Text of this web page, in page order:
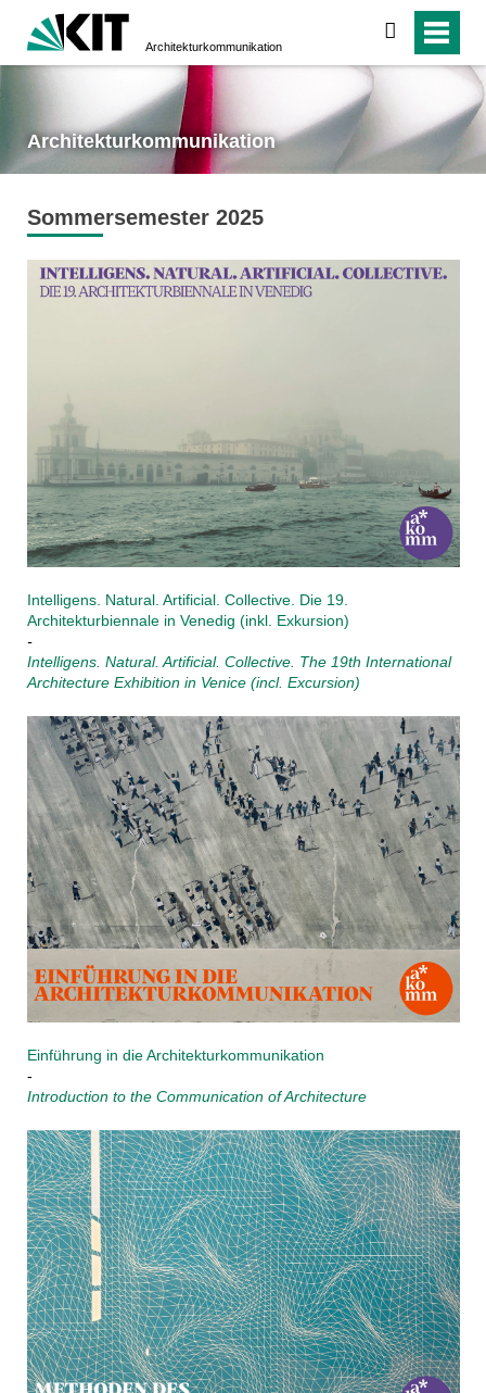
Architektur­kommunikation
suchen
Architektur­kommunikation
Sommersemester 2025
Intelligens. Natural. Artificial. Collective. Die 19.
Architekturbiennale in Venedig (inkl. Exkursion)
-
Intelligens. Natural. Artificial. Collective. The 19th International
Architecture Exhibition in Venice (incl. Excursion)
Einführung in die Architekturkommunikation
-
Introduction to the Communication of Architecture